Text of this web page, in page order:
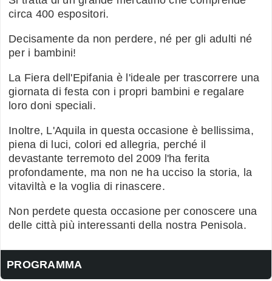
circa 400 espositori.
Decisamente da non perdere, né per gli adulti né
per i bambini!
La Fiera dell'Epifania è l'ideale per trascorrere una
giornata di festa con i propri bambini e regalare
loro doni speciali.
Inoltre, L'Aquila in questa occasione è bellissima,
piena di luci, colori ed allegria, perché il
devastante terremoto del 2009 l'ha ferita
profondamente, ma non ne ha ucciso la storia, la
vitaviltà e la voglia di rinascere.
Non perdete questa occasione per conoscere una
delle città più interessanti della nostra Penisola.
PROGRAMMA